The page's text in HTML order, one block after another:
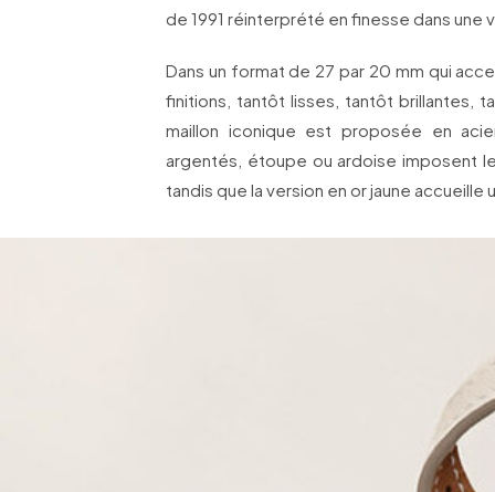
de 1991 réinterprété en finesse dans une
Dans un format de 27 par 20 mm qui
finitions, tantôt lisses, tantôt brillantes,
maillon iconique est proposée en
argentés, étoupe ou ardoise imposent
tandis que la version en or jaune